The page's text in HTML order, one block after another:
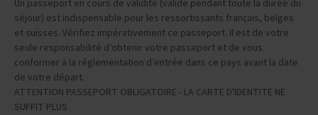
Un passeport en cours de validité (valide pendant toute la durée du
séjour) est indispensable pour les ressortissants français, belges
et suisses. Vérifiez impérativement ce passeport. Il est de votre
seule responsabilité d’obtenir votre passeport et de vous
conformer à la réglementation d’entrée dans ce pays avant la date
de votre départ.
ATTENTION PASSEPORT OBLIGATOIRE - LA CARTE D'IDENTITE NE